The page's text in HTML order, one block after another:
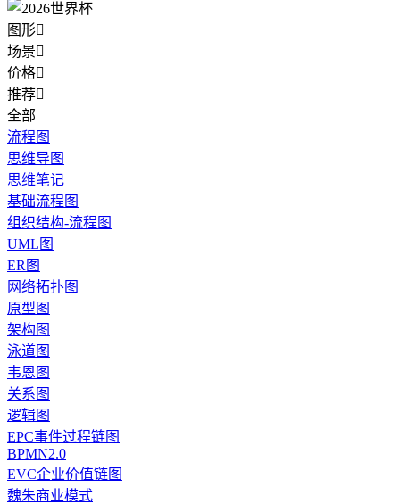
图形
场景
价格
推荐
全部
流程图
思维导图
思维笔记
基础流程图
组织结构-流程图
UML图
ER图
网络拓扑图
原型图
架构图
泳道图
韦恩图
关系图
逻辑图
EPC事件过程链图
BPMN2.0
EVC企业价值链图
魏朱商业模式